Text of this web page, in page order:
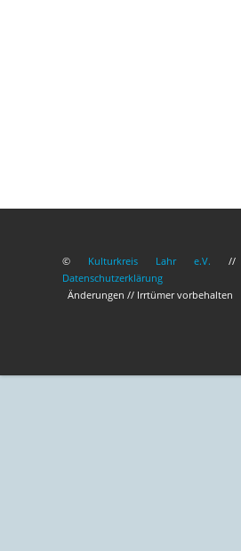
© Kulturkreis Lahr e.V.
Datenschutzerklärung
Änderungen // Irrtümer vorbehalten